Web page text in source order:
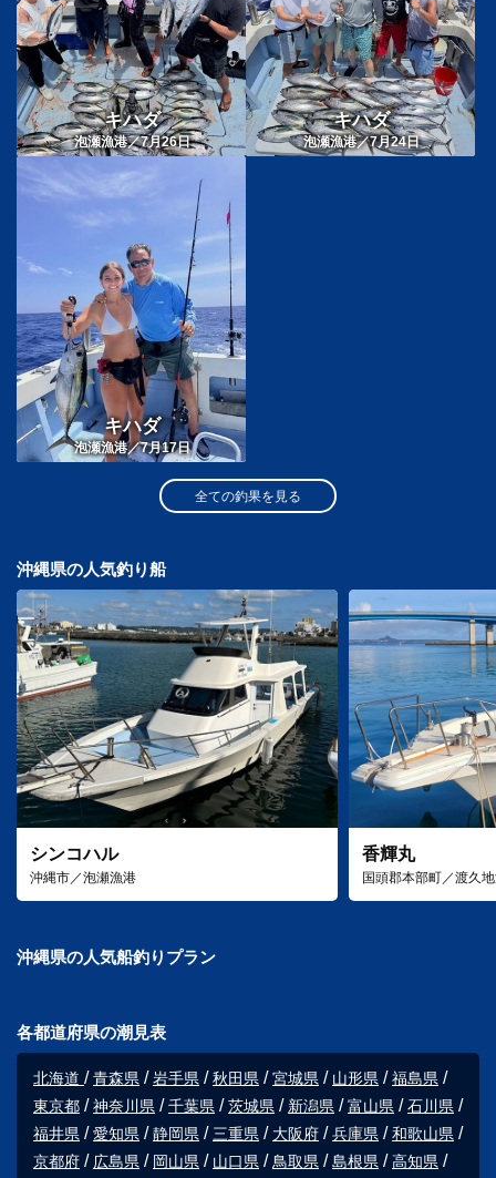
キハダ
泡瀬漁港／7月26日
キハダ
泡瀬漁港／7月24日
キハダ
泡瀬漁港／7月17日
全ての釣果を見る
沖縄県の人気釣り船
シンコハル
沖縄市／泡瀬漁港
香輝丸
国頭郡本部町／渡久
沖縄県の人気船釣りプラン
各都道府県の潮見表
北海道 青森県 岩手県 秋田県 宮城県 山形県
福島県
東京都
神奈川県 千葉県 茨城県 新潟県 富山県
石川県
福井県
愛知県 静岡県 三重県 大阪府 兵庫県
和歌山県
京都府
広島県 岡山県 山口県 鳥取県 島根県
高知県